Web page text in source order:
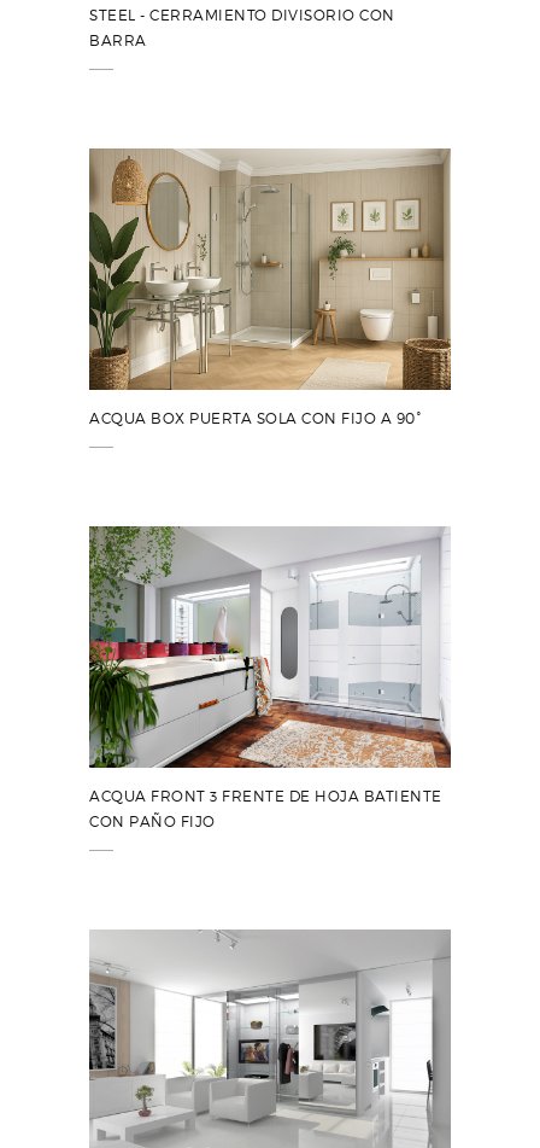
STEEL - CERRAMIENTO DIVISORIO CON
BARRA
ACQUA BOX PUERTA SOLA CON FIJO A 90°
ACQUA FRONT 3 FRENTE DE HOJA BATIENTE
CON PAÑO FIJO